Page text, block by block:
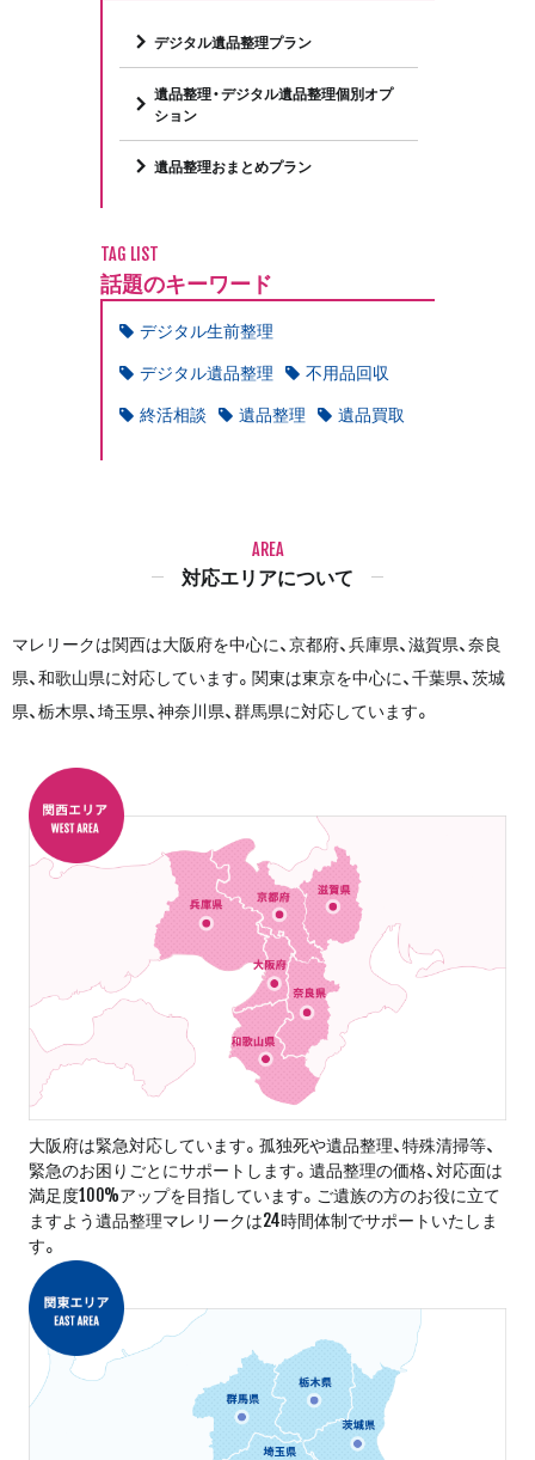
デジタル遺品整理プラン
遺品整理・デジタル遺品整理個別オプ
ション
遺品整理おまとめプラン
TAG LIST
話題のキーワード
デジタル生前整理
デジタル遺品整理
不用品回収
終活相談
遺品整理 遺品買取
AREA
対応エリアについて
マレリークは関西は大阪府を中心に、京都府、兵庫県、滋賀県、奈良
県、和歌山県に対応しています。関東は東京を中心に、千葉県、茨城
県、栃木県、埼玉県、神奈川県、群馬県に対応しています。
大阪府は緊急対応しています。孤独死や遺品整理、特殊清掃等、
緊急のお困りごとにサポートします。遺品整理の価格、対応面は
満足度100%アップを目指しています。ご遺族の方のお役に立て
ますよう遺品整理マレリークは24時間体制でサポートいたしま
す。